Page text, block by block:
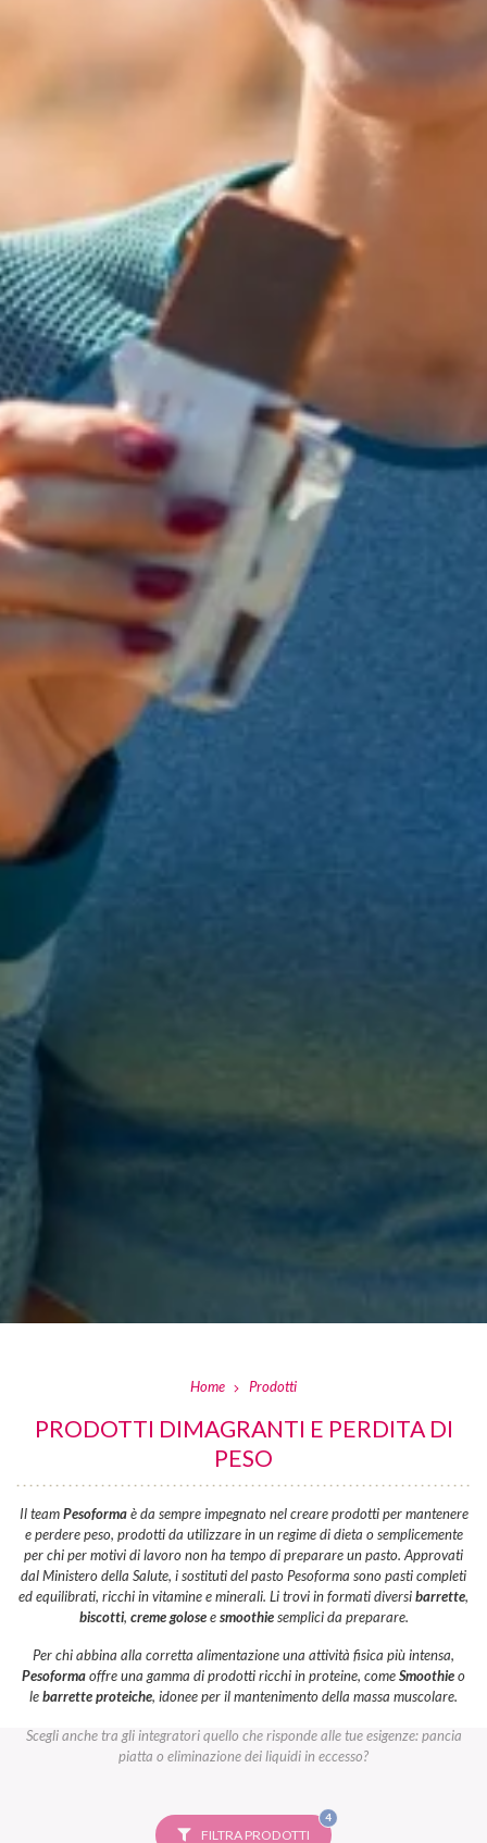
Home Prodotti
PRODOTTI DIMAGRANTI E PERDITA DI
PESO
Il teamPesoformaè da sempre impegnato nel creare prodotti per mantenere
e perdere peso, prodotti da utilizzare in un regime di dieta o semplicemente
per chi per motivi di lavoro non ha tempo di preparare un pasto. Approvati
dal Ministero della Salute, i sostituti del pasto Pesoforma sono pasti completi
ed equilibrati, ricchi in vitamine e minerali. Li trovi in formati diversibarrette,
biscotti, creme goloseesmoothiesemplici da preparare.
Per chi abbina alla corretta alimentazione una attività fisica più intensa,
Pesoformaoffre una gamma di prodotti ricchi in proteine, comeSmoothieo
lebarrette proteiche, idonee per il mantenimento della massa muscolare.
Scegli anche tra gli integratori quello che risponde alle tue esigenze: pancia
piatta o eliminazione dei liquidi in eccesso?
FILTRA PRODOTTI
4FILTRI
SELEZIONATI